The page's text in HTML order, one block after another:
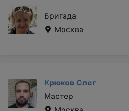
Бригада
Москва
Крюков Олег
Мастер